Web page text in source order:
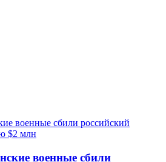
военные сбили